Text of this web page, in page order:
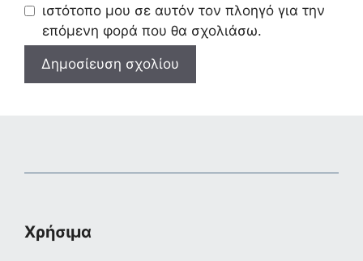
ιστότοπο μου σε αυτόν τον πλοηγό για την
επόμενη φορά που θα σχολιάσω.
Χρήσιμα